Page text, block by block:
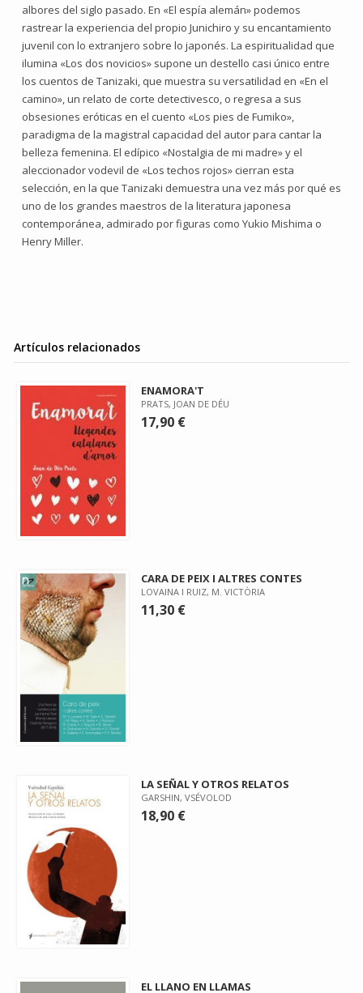
albores del siglo pasado. En «El espía alemán» podemos
rastrear la experiencia del propio Junichiro y su encantamiento
juvenil con lo extranjero sobre lo japonés. La espiritualidad que
ilumina «Los dos novicios» supone un destello casi único entre
los cuentos de Tanizaki, que muestra su versatilidad en «En el
camino», un relato de corte detectivesco, o regresa a sus
obsesiones eróticas en el cuento «Los pies de Fumiko»,
paradigma de la magistral capacidad del autor para cantar la
belleza femenina. El edípico «Nostalgia de mi madre» y el
aleccionador vodevil de «Los techos rojos» cierran esta
selección, en la que Tanizaki demuestra una vez más por qué es
uno de los grandes maestros de la literatura japonesa
contemporánea, admirado por figuras como Yukio Mishima o
Henry Miller.
Artículos relacionados
ENAMORA'T
PRATS, JOAN DE DÉU
17,90 €
CARA DE PEIX I ALTRES CONTES
LOVAINA I RUIZ, M. VICTÒRIA
11,30 €
LA SEÑAL Y OTROS RELATOS
GARSHIN, VSÉVOLOD
18,90 €
EL LLANO EN LLAMAS